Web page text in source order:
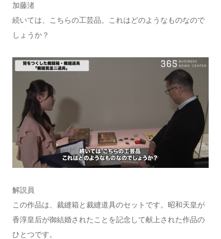
加藤渚
続いては、こちらの工芸品。これはどのようなものなので
しょうか？
解説員
この作品は、裁縫箱と裁縫道具のセットです。昭和天皇が
香淳皇后が御結婚されたことを記念して献上された作品の
ひとつです。